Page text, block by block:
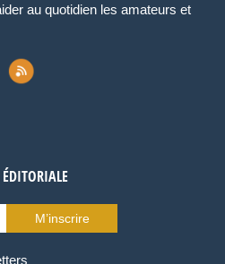
au quotidien les amateurs et
ÉDITORIALE
M’inscrire